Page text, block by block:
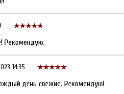
Рекомендую.
14:35
день свежие. Рекомендую!